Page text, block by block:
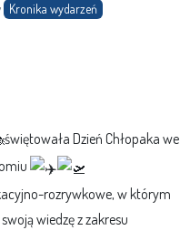
Kronika wydarzeń
świętowała Dzień Chłopaka we
rozrywkowe, w którym
wiedzę z zakresu